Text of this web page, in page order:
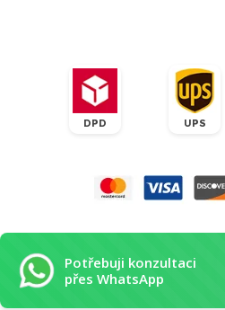
DPD UPS
Potřebuji konzultaci
přes WhatsApp